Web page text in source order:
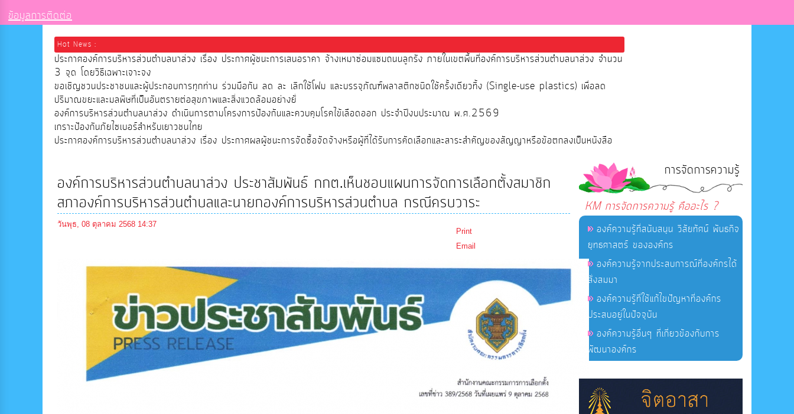
ข้อมูลการติดต่อ
Hot News :
ประกาศองค์การบริหารส่วนตำบลนาส่วง เรื่อง ประกาศผู้ชนะการเสนอราคา จ้างเหมาซ่อมแซมถนนลูกรัง ภายในเขตพื้นที่องค์การบริหารส่วนตำบลนาส่วง จำนวน
3 จุด โดยวิธีเฉพาะเจาะจง
ขอเชิญชวนประชาชนและผู้ประกอบการทุกท่าน ร่วมมือกัน ลด ละ เลิกใช้โฟม และบรรจุภัณฑ์พลาสติกชนิดใช้ครั้งเดียวทิ้ง (Single-use plastics) เพื่อลด
ปริมาณขยะและมลพิษที่เป็นอันตรายต่อสุขภาพและสิ่งแวดล้อมอย่างยั่
องค์การบริหารส่วนตำบลนาส่วง ดำเนินการตามโครงการป้องกันและควบคุมโรคไข้เลือดออก ประจำปีงบประมาณ พ.ศ.2569
เกราะป้องกันภัยไซเบอร์สำหรับเยาวชนไทย
ประกาศองค์การบริหารส่วนตำบลนาส่วง เรื่อง ประกาศผลผู้ชนะการจัดซื้อจัดจ้างหรือผู้ที่ได้รับการคัดเลือกและสาระสำคัญของสัญญาหรือข้อตกลงเป็นหนังสือ
องค์การบริหารส่วนตำบลนาส่วง ประชาสัมพันธ์ กกต.เห็นชอบแผนการจัดการเลือกตั้งสมาชิก
สภาองค์การบริหารส่วนตำบลและนายกองค์การบริหารส่วนตำบล กรณีครบวาระ
วันพุธ, 08 ตุลาคม 2568 14:37
Print
Email
การจัดการความรู้
KM การจัดการความรู้ คืออะไร ?
องค์ความรู้ที่สนับสนุน วิสัยทัศน์ พันธกิจ
ยุทธศาสตร์ ขององค์กร
องค์ความรู้จากประสบการณ์ที่องค์กรได้
สั่งสมมา
องค์ความรู้ที่ใช้แก้ไขปัญหาที่องค์กร
ประสบอยู่ในปัจจุบัน
องค์ความรู้อื่นๆ ที่เกี่ยวข้องกับการ
พัฒนาองค์กร